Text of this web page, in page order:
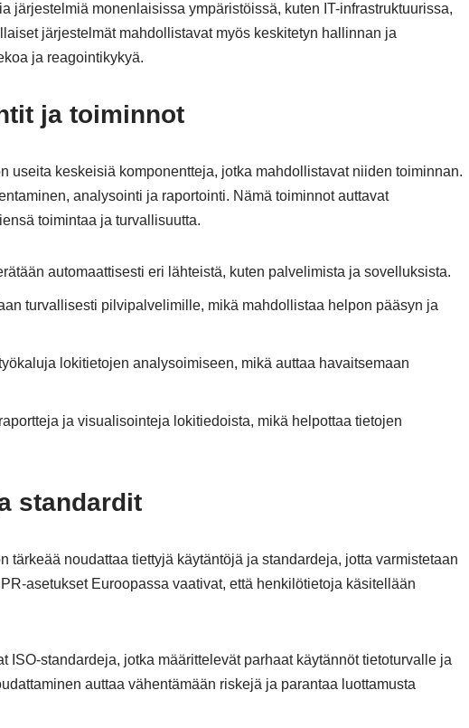
järjestelmiä monenlaisissa ympäristöissä, kuten IT-infrastruktuurissa,
järjestelmät mahdollistavat myös keskitetyn hallinnan ja
ja reagointikykyä.
ja toiminnot
useita keskeisiä komponentteja, jotka mahdollistavat niiden toiminnan.
analysointi ja raportointi. Nämä toiminnot auttavat
toimintaa ja turvallisuutta.
automaattisesti eri lähteistä, kuten palvelimista ja sovelluksista.
turvallisesti pilvipalvelimille, mikä mahdollistaa helpon pääsyn ja
lokitietojen analysoimiseen, mikä auttaa havaitsemaan
ja visualisointeja lokitiedoista, mikä helpottaa tietojen
standardit
tärkeää noudattaa tiettyjä käytäntöjä ja standardeja, jotta varmistetaan
asetukset Euroopassa vaativat, että henkilötietoja käsitellään
ISO-standardeja, jotka määrittelevät parhaat käytännöt tietoturvalle ja
auttaa vähentämään riskejä ja parantaa luottamusta